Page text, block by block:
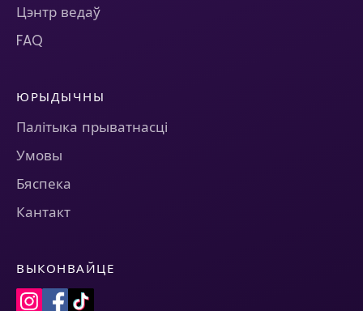
Цэнтр ведаў
FAQ
ЮРЫДЫЧНЫ
Палітыка прыватнасці
Умовы
Бяспека
Кантакт
ВЫКОНВАЙЦЕ